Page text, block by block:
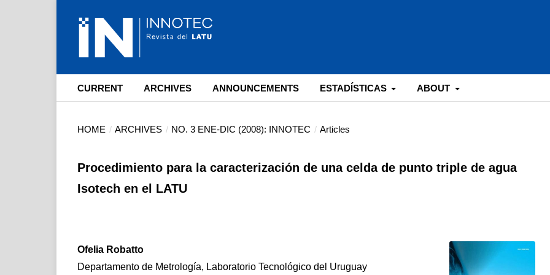
CURRENT ARCHIVES ANNOUNCEMENTS ESTADÍSTICAS ABOUT
HOME / ARCHIVES / NO. 3 ENE-DIC (2008): INNOTEC / Articles
Procedimiento para la caracterización de una celda de punto triple de agua
Isotech en el LATU
Ofelia Robatto
Departamento de Metrología, Laboratorio Tecnológico del Uruguay